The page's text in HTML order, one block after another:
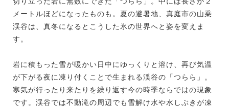
メートルほどになったものも。夏の避暑地、真庭市の山乗
渓谷は、真冬になるとこうした氷の世界へと姿を変えま
す。
岩に積もった雪が暖かい日中にゆっくりと溶け、再び気温
が下がる夜に凍り付くことで生まれる渓谷の「つらら」。
寒気が行ったり来たりを繰り返す今の時季ならではの現象
です。渓谷では不動滝の周辺でも雪解け水や水しぶきが凍